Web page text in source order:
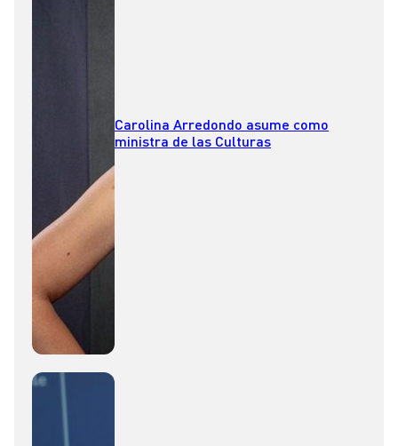
Carolina Arredondo asume como
ministra de las Culturas